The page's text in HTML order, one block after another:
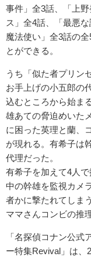
事件」全3話、「上
ス」全4話、「最悪
魔法使い」全3話の
とができる。
うち「似た者プリン
お手上げの小五郎の
込むところから始ま
雄あての脅迫めいた
に困った英理と蘭、
が現れる。有希子は
代理だった。
有希子を加えて4人
中の幹雄を監視カメ
者かに撃たれてしま
ママさんコンビの推
「名探偵コナン公式
ー特集Revival」は、